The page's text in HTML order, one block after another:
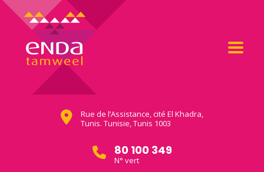
Rue de l’Assistance, cité El Khadra,
Tunis. Tunisie, Tunis 1003
80 100 349
N° vert